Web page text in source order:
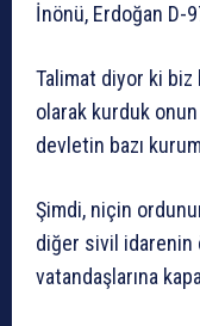
İnönü, Erdoğan D-
Talimat diyor ki biz
olarak kurduk
devletin bazı
Şimdi, niçin
diğer sivil idarenin
vatandaşlarına